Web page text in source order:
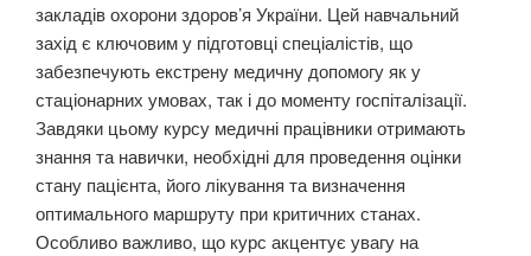
закладів охорони здоров’я України. Цей навчальний
захід є ключовим у підготовці спеціалістів, що
забезпечують екстрену медичну допомогу як у
стаціонарних умовах, так і до моменту госпіталізації.
Завдяки цьому курсу медичні працівники отримають
знання та навички, необхідні для проведення оцінки
стану пацієнта, його лікування та визначення
оптимального маршруту при критичних станах.
Особливо важливо, що курс акцентує увагу на